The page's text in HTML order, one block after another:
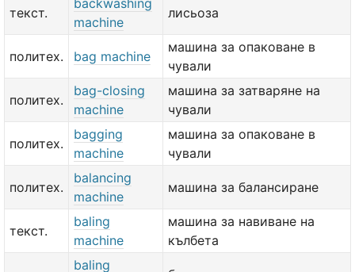
текст.
backwashing
machine
лисьоза
политех. bag machine
машина за опаковане в
чували
политех.
bag-closing
machine
машина за затваряне на
чували
политех.
bagging
machine
машина за опаковане в
чували
политех.
balancing
machine
машина за балансиране
текст.
baling
machine
машина за навиване на
кълбета
baling